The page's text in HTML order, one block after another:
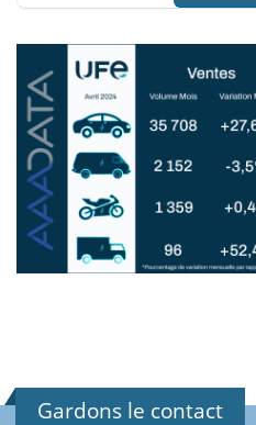
Gardons le contact